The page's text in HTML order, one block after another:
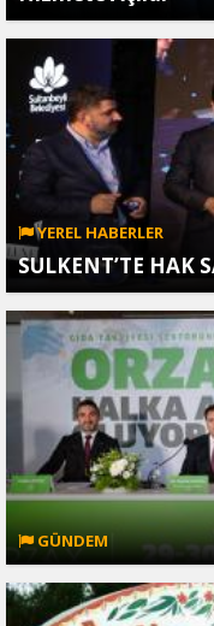
YEREL HABERLER
SULKENT’TE HAK
GÜNDEM